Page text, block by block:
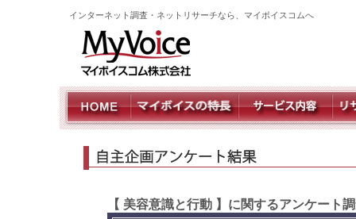
インターネット調査・ネットリサーチなら、マイボイスコムへ
【 美容意識と行動 】に関するアンケート